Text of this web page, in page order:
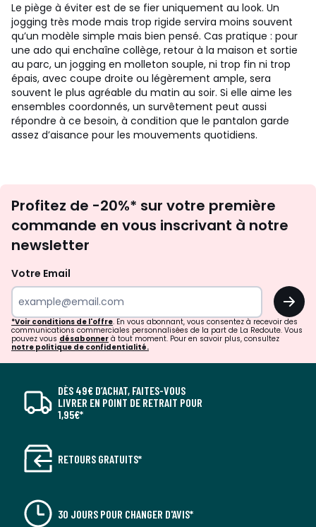
Le piège à éviter est de se fier uniquement au look. Un
jogging très mode mais trop rigide servira moins souvent
qu’un modèle simple mais bien pensé. Cas pratique : pour
une ado qui enchaîne collège, retour à la maison et sortie
au parc, un jogging en molleton souple, ni trop fin ni trop
épais, avec coupe droite ou légèrement ample, sera
souvent le plus agréable du matin au soir. Si elle aime les
ensembles coordonnés, un survêtement peut aussi
répondre à ce besoin, à condition que le pantalon garde
assez d’aisance pour les mouvements quotidiens.
newsletter
Profitez de -20%* sur votre première
commande en vous inscrivant à notre
newsletter
Votre Email
OK
*Voir conditions de l'offre. En vous abonnant, vous consentez à recevoir des
communications commerciales personnalisées de la part de La Redoute. Vous
pouvez vous désabonner à tout moment. Pour en savoir plus, consultez
notre politique de confidentialité.
DÈS 49€ D’ACHAT, FAITES-VOUS
LIVRER EN POINT DE RETRAIT POUR
1,95€*
RETOURS GRATUITS*
30 JOURS POUR CHANGER D'AVIS*